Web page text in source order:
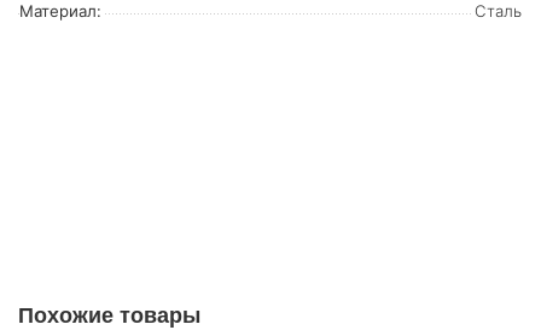
Материал:
Сталь
Похожие товары